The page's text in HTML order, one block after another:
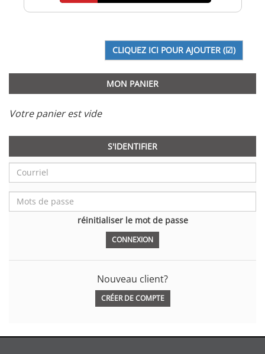
MON PANIER
Votre panier est vide
S'IDENTIFIER
réinitialiser le mot de passe
Nouveau client?
CRÉER DE COMPTE